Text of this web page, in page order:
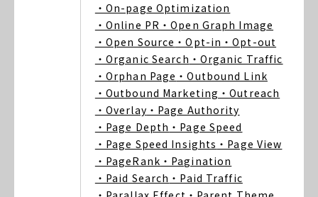
・On-page Optimization
・Online PR ・Open Graph Image
・Open Source ・Opt-in ・Opt-out
・Organic Search ・Organic Traffic
・Orphan Page ・Outbound Link
・Outbound Marketing ・Outreach
・Overlay ・Page Authority
・Page Depth ・Page Speed
・Page Speed Insights ・Page View
・PageRank ・Pagination
・Paid Search ・Paid Traffic